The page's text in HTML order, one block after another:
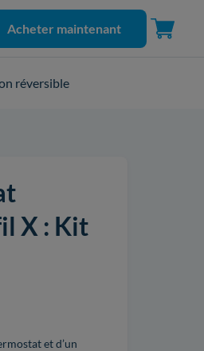
Acheter maintenant
réversible
X : Kit
et d’un